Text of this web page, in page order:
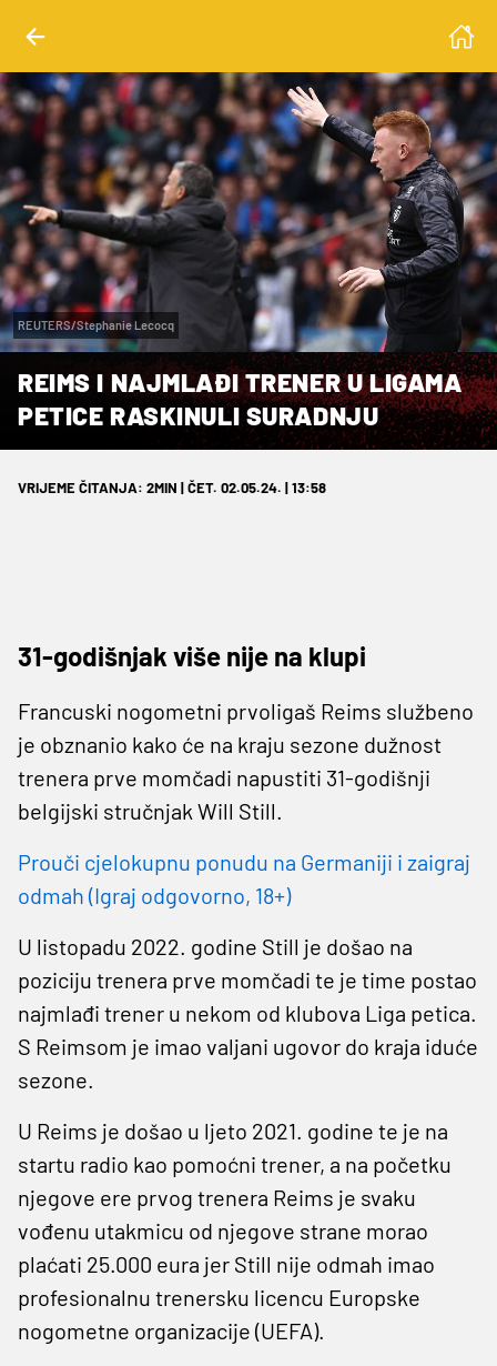
REUTERS/Stephanie Lecocq
REIMS I NAJMLAĐI TRENER U LIGAMA
PETICE RASKINULI SURADNJU
VRIJEME ČITANJA: 2MIN | ČET. 02.05.24. | 13:58
31-godišnjak više nije na klupi
Francuski nogometni prvoligaš Reims službeno
je obznanio kako će na kraju sezone dužnost
trenera prve momčadi napustiti 31-godišnji
belgijski stručnjak Will Still.
Prouči cjelokupnu ponudu na Germaniji i zaigraj
odmah (Igraj odgovorno, 18+)
U listopadu 2022. godine Still je došao na
poziciju trenera prve momčadi te je time postao
najmlađi trener u nekom od klubova Liga petica.
S Reimsom je imao valjani ugovor do kraja iduće
sezone.
U Reims je došao u ljeto 2021. godine te je na
startu radio kao pomoćni trener, a na početku
njegove ere prvog trenera Reims je svaku
vođenu utakmicu od njegove strane morao
plaćati 25.000 eura jer Still nije odmah imao
profesionalnu trenersku licencu Europske
nogometne organizacije (UEFA).